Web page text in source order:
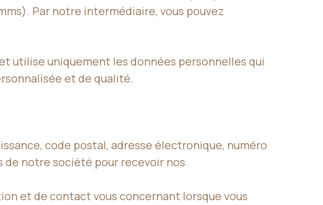
Par notre intermédiaire, vous pouvez
utilise uniquement les données personnelles qui
et de qualité.
code postal, adresse électronique, numéro
notre société pour recevoir nos
et de contact vous concernant lorsque vous